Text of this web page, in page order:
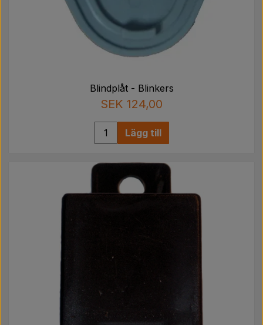
Blindplåt - Blinkers
SEK 124,00
Lägg till